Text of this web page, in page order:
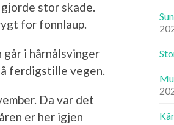
stor skade.
for fonnlaup.
i hårnålsvinger
ferdigstille vegen.
Da var det
er her igjen